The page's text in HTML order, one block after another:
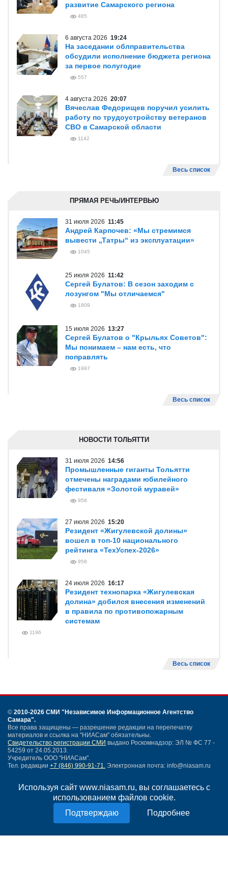
Используя сайт www.niasam.ru, вы соглашаетесь с
использованием файлов cookie.
Подробнее
развитие Самарского региона
485
6 августа 2026 19:24
На заседании облправительства
обсудили исполнение бюджета региона
за первое полугодие
557
4 августа 2026 20:07
Вячеслав Федорищев поручил усилить
работу по трудоустройству ветеранов
СВО в Самарской области
1142
Весь список
ПРЯМАЯ РЕЧЬ/ИНТЕРВЬЮ
31 июля 2026 11:45
Андрей Карпочев: «Мы стремимся
вывести „Татры“ из эксплуатации»
1045
25 июля 2026 11:42
Сергей Булатов: В сезон заходим с
лозунгом "Мы отличаемся"
1809
15 июля 2026 13:27
Сергей Булатов о "Крыльях Советов":
Мы понимаем – нам есть, что
поправлять
1997
Весь список
НОВОСТИ ТОЛЬЯТТИ
31 июля 2026 14:56
Промышленные гиганты Тольятти
отмечены наградами юбилейного
фестиваля «Золотой муравей»
958
27 июля 2026 15:20
Резидент «Жигулевской долины»
вошел в топ-10 национального
рейтинга «ТехУспех-2026»
958
24 июля 2026 16:17
Резидент технопарка «Жигулевская
долина» добился внесения изменений
в правила по противопожарным
системам
1196
Весь список
© 2010-2026 СМИ "Независимое Информационное Агентство
Самара".
Все права защищены — разрешение редакции на перепечатку
материалов и ссылка на "НИАСам" обязательны.
Свидетельство регистрации СМИ выдано Роскомнадзор: ЭЛ № ФС 77 -
54259 от 24.05.2013.
Учредитель ООО "НИАСам".
Тел. редакции +7 (846) 990-91-71. Электронная почта: info@niasam.ru
Карта сайта
Нашли ошибку?
Политика конфиденциальности
Согласие на обработку персональных данных